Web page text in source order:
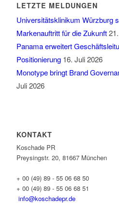
LETZTE MELDUNGEN
Universitätsklinikum Würzburg
Markenauftritt für die Zukunft
Panama erweitert
Positionierung 16. Juli 2026
Monotype bringt Brand
Juli 2026
KONTAKT
Koschade PR
Preysingstr. 20, 81667 München
+ 00 (49) 89 - 55 06 68 50
+ 00 (49) 89 - 55 06 68 51
info@koschadepr.de